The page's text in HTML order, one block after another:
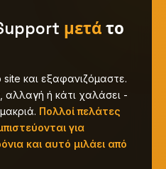
μετά το
και εξαφανιζόμαστε.
αλλαγή ή κάτι χαλάσει -
Πολλοί πελάτες
για
και αυτό μιλάει από